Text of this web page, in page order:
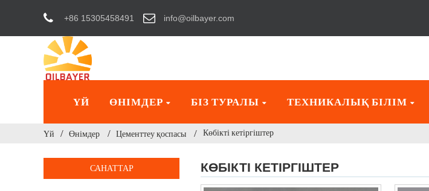
+86 15305458491 info@oilbayer.com
ҮЙ ӨНІМДЕР БІЗ ТУРАЛЫ ТЕХНИКАЛЫҚ БІЛІМ
Үй Өнімдер Цементтеу қоспасы Көбікті кетіргіштер
САНАТТАР КӨБІКТІ КЕТІРГІШТЕР